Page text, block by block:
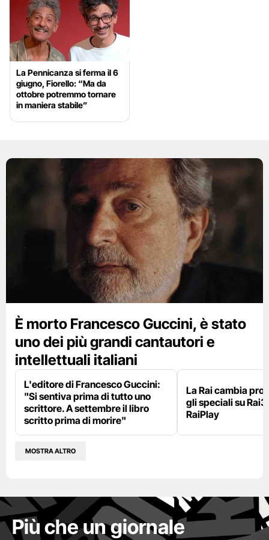
La Pennicanza si ferma il 6
giugno, Fiorello: “Ma da
ottobre potremmo tornare
in maniera stabile”
È morto Francesco Guccini, è stato
uno dei più grandi cantautori e
intellettuali italiani
L'editore di Francesco Guccini:
"Si sentiva prima di tutto uno
scrittore. A settembre il libro
scritto prima di morire"
La Rai cambia
gli speciali su
RaiPlay
MOSTRA ALTRO
Più che un giornale